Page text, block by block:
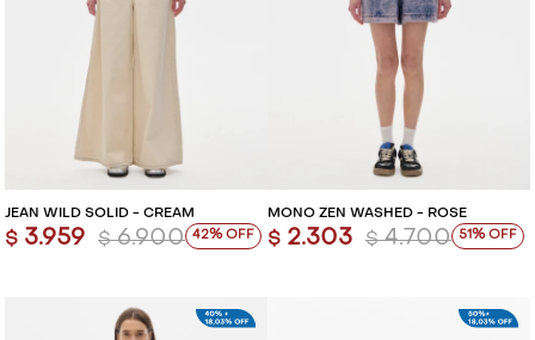
JEAN WILD SOLID - CREAM
$ 3.959 $ 6.900 42
MONO ZEN WASHED - ROSE
$ 2.303 $ 4.700 51